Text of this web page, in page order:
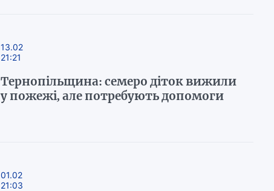
13.02
21:21
Тернопільщина: семеро діток вижили
у пожежі, але потребують допомоги
01.02
21:03